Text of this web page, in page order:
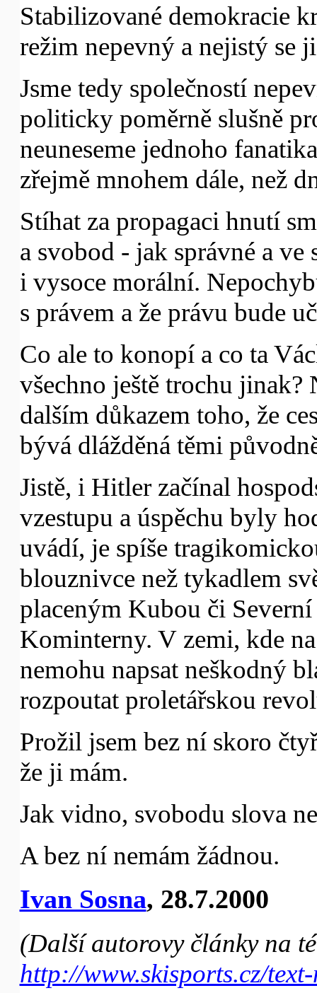
Stabilizované demokracie
režim nepevný a nejistý se
Jsme tedy společností
politicky poměrně slušně
neuneseme jednoho
zřejmě mnohem dále, než
Stíhat za propagaci hnutí
a svobod - jak správné a
i vysoce morální.
s právem a že právu bude
Co ale to konopí a co ta
všechno ještě trochu jinak?
dalším důkazem toho, že
bývá dlážděná těmi
Jistě, i Hitler začínal
vzestupu a úspěchu byly
uvádí, je spíše
blouznivce než tykadlem
placeným Kubou či
Kominterny. V zemi, kde
nemohu napsat neškodný
rozpoutat proletářskou
Prožil jsem bez ní skoro
že ji mám.
Jak vidno, svobodu slova
A bez ní nemám žádnou.
Ivan Sosna, 28.7.2000
(Další autorovy články na
http://www.skisports.cz/